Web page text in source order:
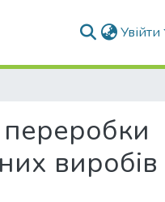
Увійти
переробки
виробів